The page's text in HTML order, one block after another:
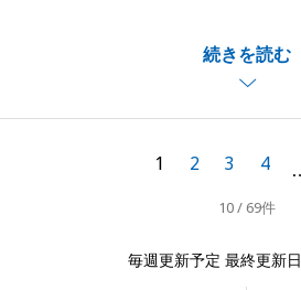
続きを読む
協力をいただきましたことを感
お住み替え先ではカフェを開業
ので、是非お伺いさせていただ
1 2 3 4
10 / 69件
毎週更新予定 最終更新